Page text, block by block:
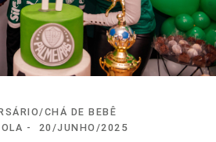
CHÁ DE BEBÊ
20/JUNHO/2025